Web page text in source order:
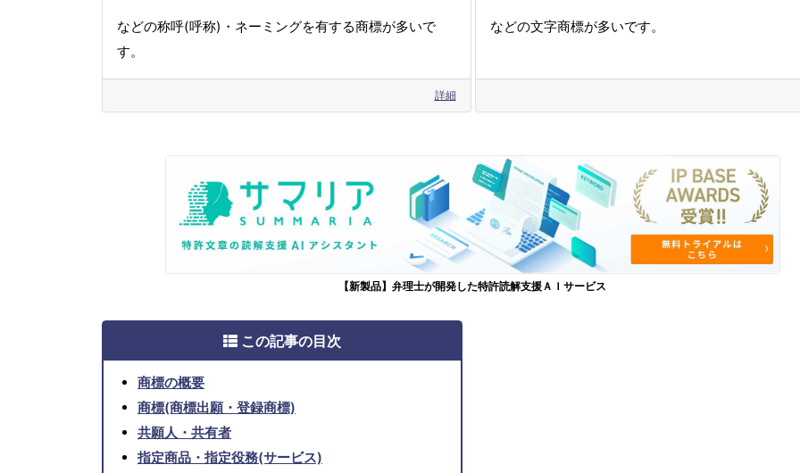
などの称呼(呼称)・ネーミングを有する商標が多いで
す。
詳細
などの文字商標が多いです。
【新製品】弁理士が開発した特許読解支援ＡＩサービス
この記事の目次
商標の概要
商標(商標出願・登録商標)
共願人・共有者
指定商品・指定役務(サービス)